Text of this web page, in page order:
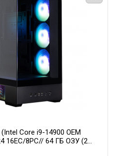
Core i9-14900 OEM
16EC/8PC// 64 ГБ ОЗУ (2
OC 16GB GDDR7